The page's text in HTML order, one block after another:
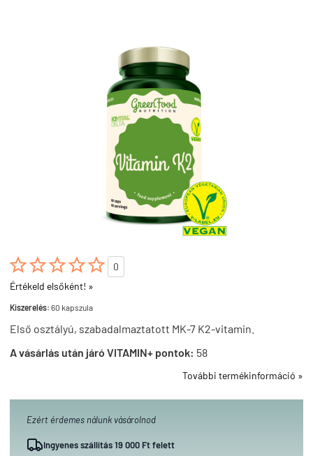

0
Értékeld elsőként! »
Kiszerelés: 60 kapszula
Első osztályú, szabadalmaztatott MK-7 K2-vitamin.
A vásárlás után járó VITAMIN+ pontok: 58
További termékinformáció »
Ezért érdemes nálunk vásárolnod
Ingyenes szállítás 19 000 Ft felett